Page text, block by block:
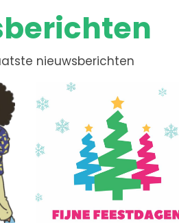
nieuwsberichten